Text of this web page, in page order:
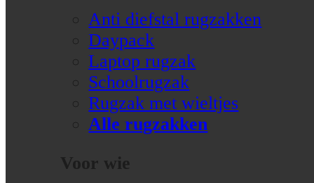
Anti diefstal rugzakken
Daypack
Laptop rugzak
Schoolrugzak
Rugzak met wieltjes
Alle rugzakken
Voor wie